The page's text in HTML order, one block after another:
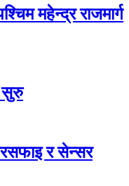
महेन्द्र राजमार्ग
सुरु
र सेन्सर